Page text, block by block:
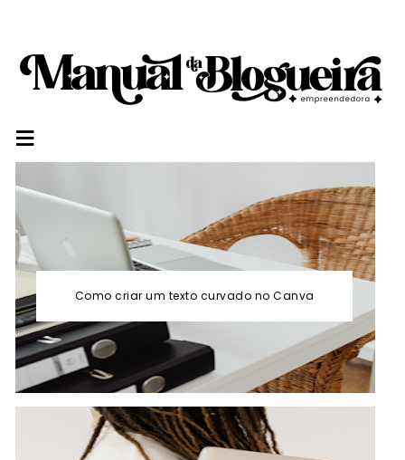
≡
Como criar um texto curvado no Canva